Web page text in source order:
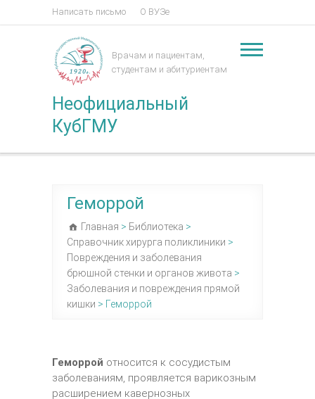
Написать письмо О ВУЗе
Неофициальный
КубГМУ
Врачам и пациентам,
студентам и абитуриентам
Геморрой
Главная > Библиотека >
Справочник хирурга поликлиники >
Повреждения и заболевания
брюшной стенки и органов живота >
Заболевания и повреждения прямой
кишки > Геморрой
Геморрой относится к сосудистым
заболеваниям, проявляется варикозным
расширением кавернозных